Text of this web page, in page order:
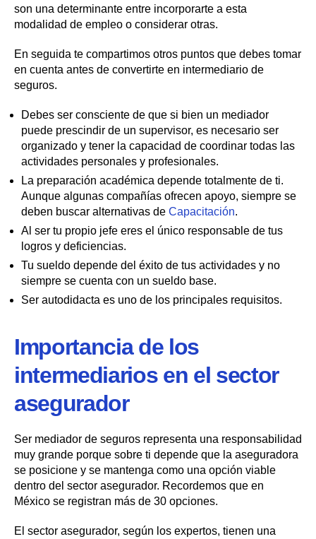
son una determinante entre incorporarte a esta
modalidad de empleo o considerar otras.
En seguida te compartimos otros puntos que debes tomar
en cuenta antes de convertirte en intermediario de
seguros.
Debes ser consciente de que si bien un mediador
puede prescindir de un supervisor, es necesario ser
organizado y tener la capacidad de coordinar todas las
actividades personales y profesionales.
La preparación académica depende totalmente de ti.
Aunque algunas compañías ofrecen apoyo, siempre se
deben buscar alternativas de Capacitación.
Al ser tu propio jefe eres el único responsable de tus
logros y deficiencias.
Tu sueldo depende del éxito de tus actividades y no
siempre se cuenta con un sueldo base.
Ser autodidacta es uno de los principales requisitos.
Importancia de los
intermediarios en el sector
asegurador
Ser mediador de seguros representa una responsabilidad
muy grande porque sobre ti depende que la aseguradora
se posicione y se mantenga como una opción viable
dentro del sector asegurador. Recordemos que en
México se registran más de 30 opciones.
El sector asegurador, según los expertos, tienen una